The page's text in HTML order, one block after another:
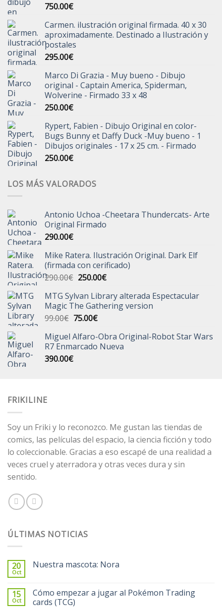
750.00€
Carmen. ilustración original firmada. 40 x 30
aproximadamente. Destinado a Ilustración y
postales
295.00€
Marco Di Grazia - Muy bueno - Dibujo
original - Captain America, Spiderman,
Wolverine - Firmado 33 x 48
250.00€
Rypert, Fabien - Dibujo Original en color-
Bugs Bunny et Daffy Duck -Muy bueno - 1
Dibujos originales - 17 x 25 cm. - Firmado
250.00€
LOS MÁS VALORADOS
Antonio Uchoa -Cheetara Thundercats- Arte
Original Firmado
290.00€
Mike Ratera. Ilustración Original. Dark Elf
(firmada con cerificado)
290.00€ El
original
era:
290.00€.
250.00€El
actual
es:
MTG Sylvan Library alterada Espectacular
Magic The Gathering version
99.00€ El
original
era:
99.00€.
75.00€El
actual
es:
Miguel Alfaro-Obra Original-Robot Star Wars
R7 Enmarcado Nueva
390.00€
FRIKILINE
Soy un Friki y lo reconozco. Me gustan las tiendas de
comics, las películas del espacio, la ciencia ficción y todo
lo coleccionable. Gracias a eso escapé de una realidad a
veces cruel y aterradora y otras veces dura y sin
sentido.
ÚLTIMAS NOTICIAS
20
Oct
Nuestra mascota: Nora
15
Oct
Cómo empezar a jugar al Pokémon Trading
cards (TCG)